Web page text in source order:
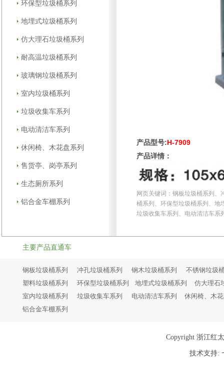
环保型垃圾桶系列
地埋式垃圾桶系列
仿大理石垃圾桶系列
耐高温垃圾桶系列
玻璃钢垃圾桶系列
室内垃圾桶系列
垃圾收集车系列
电动清洁车系列
休闲椅、木花盘系列
售货亭、岗亭系列
生态厕所系列
铝合金车棚系列
产品型号:H-7909
产品详情：
网页关键词：钢板垃圾桶系列
桶系列、环保型垃圾桶系列、地
垃圾收集车系列、电动清洁车系
主要产品直通车
钢板垃圾桶系列 冲孔垃圾桶系列 钢木垃圾桶系列 不锈钢垃圾
塑料垃圾桶系列 环保型垃圾桶系列 地埋式垃圾桶系列 仿大理石
室内垃圾桶系列 垃圾收集车系列 电动清洁车系列 休闲椅、木
铝合金车棚系列
Copyright 浙江红
技术支持: